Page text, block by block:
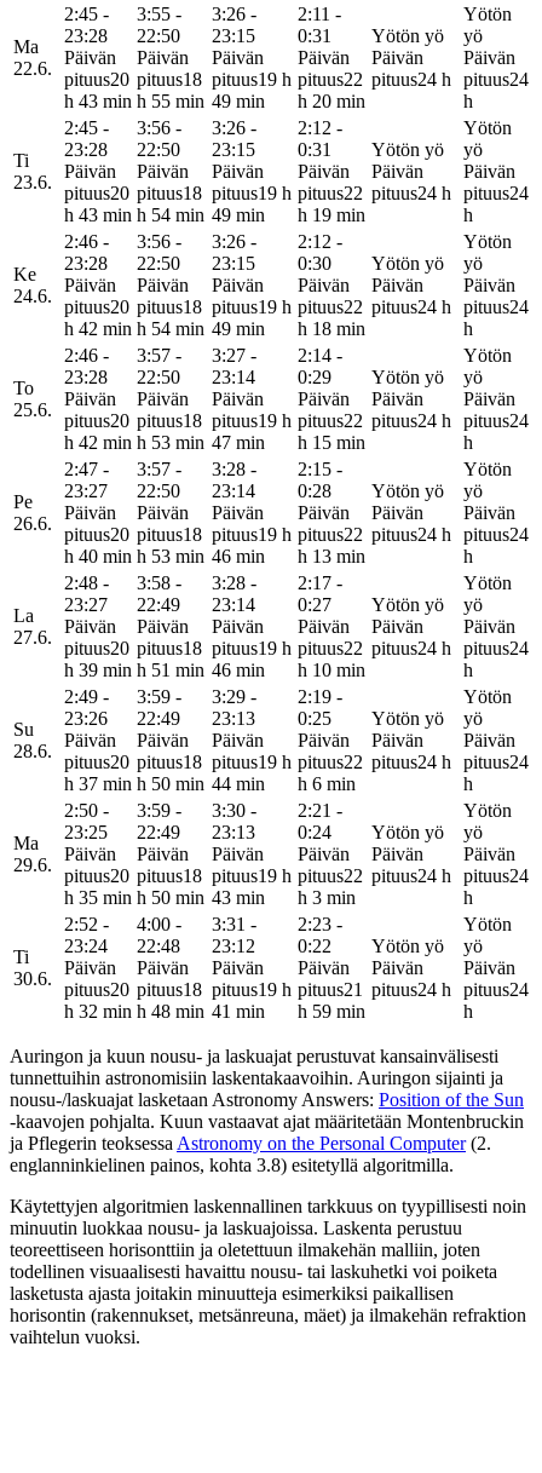
Ma
22.6.
2:45 -
23:28
Päivän
pituus20
h 43 min
3:55 -
22:50
Päivän
pituus18
h 55 min
3:26 -
23:15
Päivän
pituus19 h
49 min
2:11 -
0:31
Päivän
pituus22
h 20 min
Yötön yö
Päivän
pituus24 h
Yötön
yö
Päivän
pituus24
h
Ti
23.6.
2:45 -
23:28
Päivän
pituus20
h 43 min
3:56 -
22:50
Päivän
pituus18
h 54 min
3:26 -
23:15
Päivän
pituus19 h
49 min
2:12 -
0:31
Päivän
pituus22
h 19 min
Yötön yö
Päivän
pituus24 h
Yötön
yö
Päivän
pituus24
h
Ke
24.6.
2:46 -
23:28
Päivän
pituus20
h 42 min
3:56 -
22:50
Päivän
pituus18
h 54 min
3:26 -
23:15
Päivän
pituus19 h
49 min
2:12 -
0:30
Päivän
pituus22
h 18 min
Yötön yö
Päivän
pituus24 h
Yötön
yö
Päivän
pituus24
h
To
25.6.
2:46 -
23:28
Päivän
pituus20
h 42 min
3:57 -
22:50
Päivän
pituus18
h 53 min
3:27 -
23:14
Päivän
pituus19 h
47 min
2:14 -
0:29
Päivän
pituus22
h 15 min
Yötön yö
Päivän
pituus24 h
Yötön
yö
Päivän
pituus24
h
Pe
26.6.
2:47 -
23:27
Päivän
pituus20
h 40 min
3:57 -
22:50
Päivän
pituus18
h 53 min
3:28 -
23:14
Päivän
pituus19 h
46 min
2:15 -
0:28
Päivän
pituus22
h 13 min
Yötön yö
Päivän
pituus24 h
Yötön
yö
Päivän
pituus24
h
La
27.6.
2:48 -
23:27
Päivän
pituus20
h 39 min
3:58 -
22:49
Päivän
pituus18
h 51 min
3:28 -
23:14
Päivän
pituus19 h
46 min
2:17 -
0:27
Päivän
pituus22
h 10 min
Yötön yö
Päivän
pituus24 h
Yötön
yö
Päivän
pituus24
h
Su
28.6.
2:49 -
23:26
Päivän
pituus20
h 37 min
3:59 -
22:49
Päivän
pituus18
h 50 min
3:29 -
23:13
Päivän
pituus19 h
44 min
2:19 -
0:25
Päivän
pituus22
h 6 min
Yötön yö
Päivän
pituus24 h
Yötön
yö
Päivän
pituus24
h
Ma
29.6.
2:50 -
23:25
Päivän
pituus20
h 35 min
3:59 -
22:49
Päivän
pituus18
h 50 min
3:30 -
23:13
Päivän
pituus19 h
43 min
2:21 -
0:24
Päivän
pituus22
h 3 min
Yötön yö
Päivän
pituus24 h
Yötön
yö
Päivän
pituus24
h
Ti
30.6.
2:52 -
23:24
Päivän
pituus20
h 32 min
4:00 -
22:48
Päivän
pituus18
h 48 min
3:31 -
23:12
Päivän
pituus19 h
41 min
2:23 -
0:22
Päivän
pituus21
h 59 min
Yötön yö
Päivän
pituus24 h
Yötön
yö
Päivän
pituus24
h
Auringon ja kuun nousu- ja laskuajat perustuvat kansainvälisesti
tunnettuihin astronomisiin laskentakaavoihin. Auringon sijainti ja
nousu-/laskuajat lasketaan Astronomy Answers: Position of the Sun
-kaavojen pohjalta. Kuun vastaavat ajat määritetään Montenbruckin
ja Pflegerin teoksessa Astronomy on the Personal Computer(2.
englanninkielinen painos, kohta 3.8) esitetyllä algoritmilla.
Käytettyjen algoritmien laskennallinen tarkkuus on tyypillisesti noin
minuutin luokkaa nousu- ja laskuajoissa. Laskenta perustuu
teoreettiseen horisonttiin ja oletettuun ilmakehän malliin, joten
todellinen visuaalisesti havaittu nousu- tai laskuhetki voi poiketa
lasketusta ajasta joitakin minuutteja esimerkiksi paikallisen
horisontin (rakennukset, metsänreuna, mäet) ja ilmakehän refraktion
vaihtelun vuoksi.